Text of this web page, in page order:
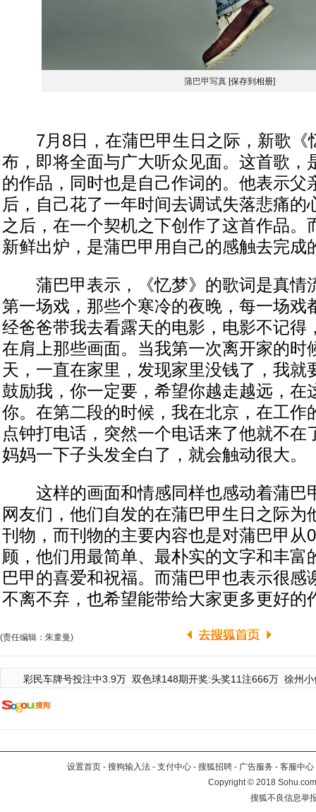
蒲巴甲写真 [保存到相册]
7月8日，在蒲巴甲生日之际，新歌《
布，即将全面与广大听众见面。这首歌，
的作品，同时也是自己作词的。他表示父
后，自己花了一年时间去调试失落悲痛的
之后，在一个契机之下创作了这首作品。
新鲜出炉，是蒲巴甲用自己的感触去完成
蒲巴甲表示，《忆梦》的歌词是真情
第一场戏，那些个寒冷的夜晚，每一场戏
经爸爸带我去看露天的电影，电影不记得
在肩上那些画面。当我第一次离开家的时
天，一直在家里，发现家里没钱了，我就
鼓励我，你一定要，希望你越走越远，在
你。在第二段的时候，我在北京，在工作
点钟打电话，突然一个电话来了他就不在
妈妈一下子头发全白了，就会触动很大。
这样的画面和情感同样也感动着蒲巴
网友们，他们自发的在蒲巴甲生日之际为
刊物，而刊物的主要内容也是对蒲巴甲从
顾，他们用最简单、最朴实的文字和丰富
巴甲的喜爱和祝福。而蒲巴甲也表示很感
不离不弃，也希望能带给大家更多更好的
(责任编辑：朱童曼)
彩民车牌号投注中3.9万 双色球148期开奖:头奖11注666万 徐州
设置首页 - 搜狗输入法 - 支付中心 - 搜狐招聘 - 广告服务 - 客服中心
Copyright©2018
搜狐不良信息举